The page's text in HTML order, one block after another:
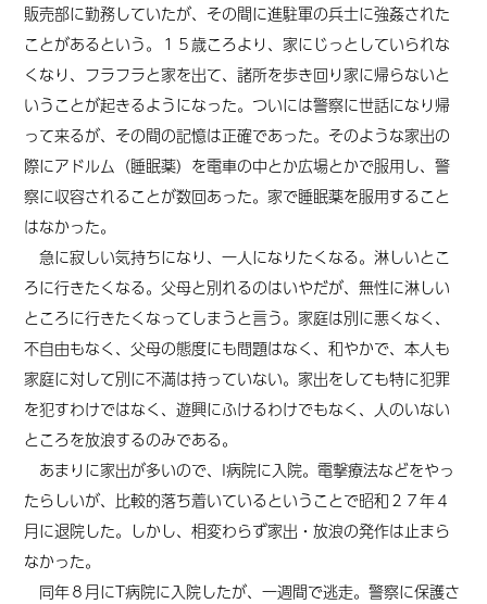
販売部に勤務していたが、その間に進駐軍の兵士に強姦された
ことがあるという。１５歳ころより、家にじっとしていられな
くなり、フラフラと家を出て、諸所を歩き回り家に帰らないと
いうことが起きるようになった。ついには警察に世話になり帰
って来るが、その間の記憶は正確であった。そのような家出の
際にアドルム（睡眠薬）を電車の中とか広場とかで服用し、警
察に収容されることが数回あった。家で睡眠薬を服用すること
はなかった。
急に寂しい気持ちになり、一人になりたくなる。淋しいとこ
ろに行きたくなる。父母と別れるのはいやだが、無性に淋しい
ところに行きたくなってしまうと言う。 家庭は別に悪くなく、
不自由もなく、父母の態度にも問題はなく、和やかで、本人も
家庭に対して別に不満は持っていない。家出をしても特に犯罪
を犯すわけではなく、遊興にふけるわけでもなく、人のいない
ところを放浪するのみである。
あまりに家出が多いので、I病院に入院。電撃療法などをやっ
たらしいが、比較的落ち着いているということで昭和２７年４
月に退院した。しかし、相変わらず家出・放浪の発作は止まら
なかった。
同年８月にT病院に入院したが、一週間で逃走。警察に保護さ